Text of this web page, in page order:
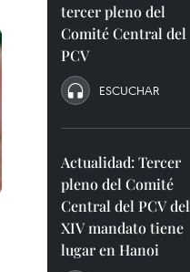
tercer pleno del
Comité Central del
PCV
ESCUCHAR
Actualidad: Tercer
pleno del Comité
Central del PCV del
XIV mandato tiene
lugar en Hanoi